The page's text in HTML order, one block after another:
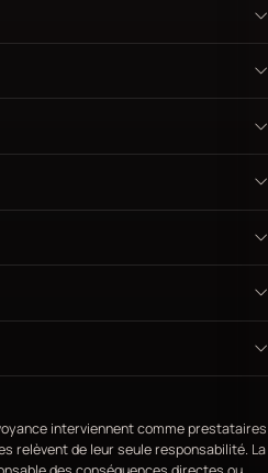
interviennent comme prestataires
relèvent de leur seule responsabilité. La